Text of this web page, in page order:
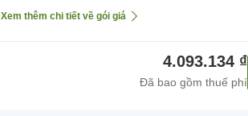
Xem thêm chi tiết về gói giá
4.093.134 ₫
Đã bao gồm thuế phí